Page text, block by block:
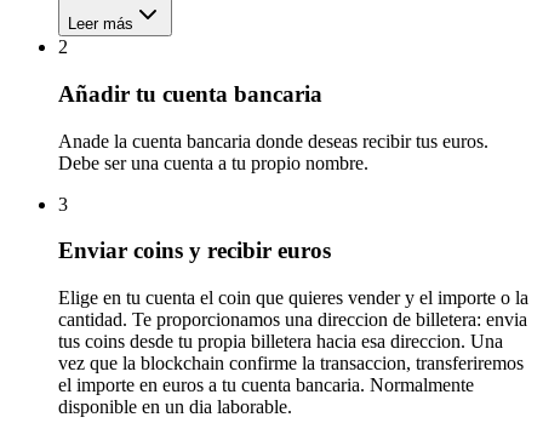
Leer más
2
Añadir tu cuenta bancaria
Anade la cuenta bancaria donde deseas recibir tus euros.
Debe ser una cuenta a tu propio nombre.
3
Enviar coins y recibir euros
Elige en tu cuenta el coin que quieres vender y el importe o la
cantidad. Te proporcionamos una direccion de billetera: envia
tus coins desde tu propia billetera hacia esa direccion. Una
vez que la blockchain confirme la transaccion, transferiremos
el importe en euros a tu cuenta bancaria. Normalmente
disponible en un dia laborable.